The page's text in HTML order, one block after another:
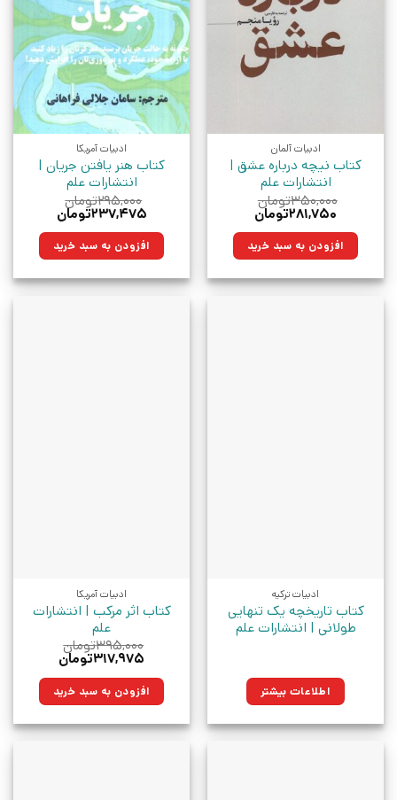
ادبیات آلمان
کتاب نیچه درباره عشق |
انتشارات علم
۳۵۰,۰۰۰تومان
قیمت
۳۵۰,۰۰۰تومان
بود.
۲۸۱,۷۵۰تومان
۲۸۱,۷۵۰تومان.افزودن به سبد خرید
ادبیات آمریکا
کتاب هنر یافتن جریان |
انتشارات علم
۲۹۵,۰۰۰تومان
قیمت
۲۹۵,۰۰۰تومان
بود.
۲۳۷,۴۷۵تومان
۲۳۷,۴۷۵تومان.افزودن به سبد خرید
ادبیات ترکیه
کتاب تاریخچه یک تنهایی
طولانی | انتشارات علم
اطلاعات بیشتر
ادبیات آمریکا
کتاب اثر مرکب | انتشارات
علم
۳۹۵,۰۰۰تومان
قیمت
۳۹۵,۰۰۰تومان
بود.
۳۱۷,۹۷۵تومان
۳۱۷,۹۷۵تومان.افزودن به سبد خرید